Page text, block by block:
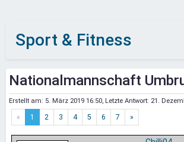
Sport & Fitness
Nationalmannschaft
Erstellt am: 5. März 2019 16:50, Letzte Antwort: 21.
« 1 2 3 4 5 6 7 »